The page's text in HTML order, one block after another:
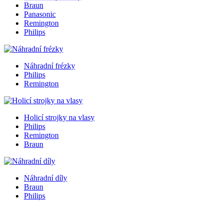
Braun
Panasonic
Remington
Philips
Náhradní frézky
Philips
Remington
Holicí strojky na vlasy
Philips
Remington
Braun
Náhradní díly
Braun
Philips